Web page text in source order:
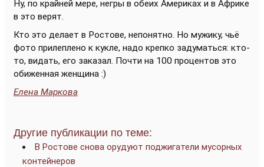
Ну, по крайней мере, негры в обеих Америках и в Африке
в это верят.
Кто это делает в Ростове, непонятно. Но мужику, чьё
фото прилеплено к кукле, надо крепко задуматься: кто-
то, видать, его заказал. Почти на 100 процентов это
обиженная женщина :)
Елена Маркова
Другие публикации по теме:
В Ростове снова орудуют поджигатели мусорных
контейнеров